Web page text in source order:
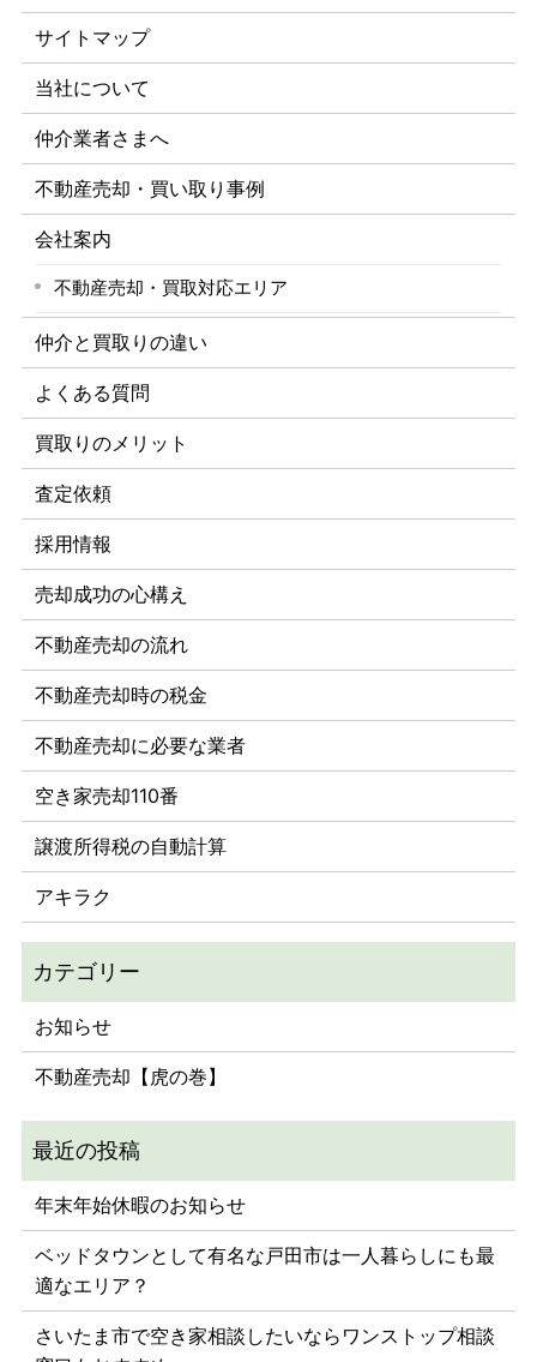
サイトマップ
当社について
仲介業者さまへ
不動産売却・買い取り事例
会社案内
不動産売却・買取対応エリア
仲介と買取りの違い
よくある質問
買取りのメリット
査定依頼
採用情報
売却成功の心構え
不動産売却の流れ
不動産売却時の税金
不動産売却に必要な業者
空き家売却110番
譲渡所得税の自動計算
アキラク
お知らせ
不動産売却【虎の巻】
年末年始休暇のお知らせ
ベッドタウンとして有名な戸田市は一人暮らしにも最
適なエリア？
さいたま市で空き家相談したいならワンストップ相談